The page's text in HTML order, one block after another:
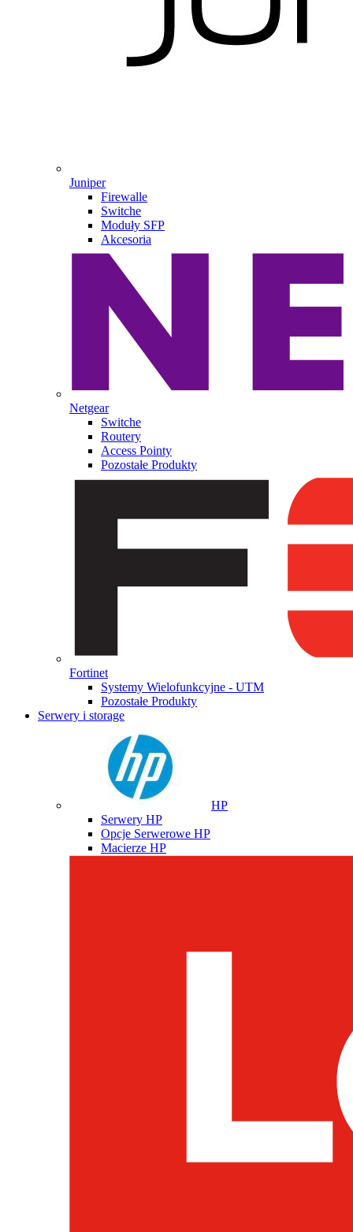
Juniper
Firewalle
Switche
Moduły SFP
Akcesoria
Netgear
Switche
Routery
Access Pointy
Pozostałe Produkty
Fortinet
Systemy Wielofunkcyjne - UTM
Pozostałe Produkty
Serwery i storage
HP
Serwery HP
Opcje Serwerowe HP
Macierze HP